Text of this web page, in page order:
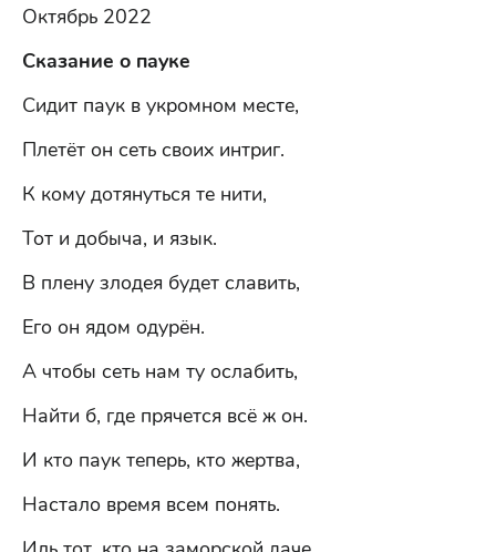
Октябрь 2022
Сказание о пауке
Сидит паук в укромном месте,
Плетёт он сеть своих интриг.
К кому дотянуться те нити,
Тот и добыча, и язык.
В плену злодея будет славить,
Его он ядом одурён.
А чтобы сеть нам ту ослабить,
Найти б, где прячется всё ж он.
И кто паук теперь, кто жертва,
Настало время всем понять.